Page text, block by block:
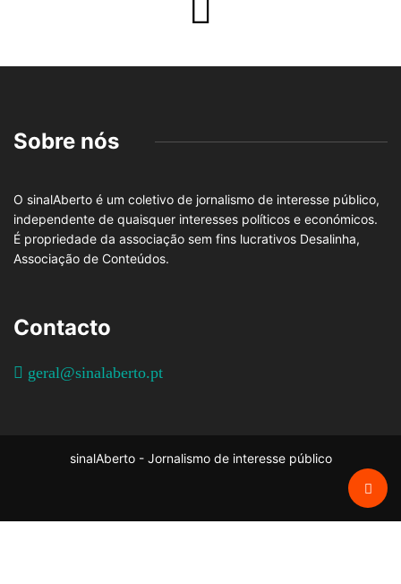
Sobre nós
O sinalAberto é um coletivo de jornalismo de interesse público,
independente de quaisquer interesses políticos e económicos.
É propriedade da associação sem fins lucrativos Desalinha,
Associação de Conteúdos.
Contacto
geral@sinalaberto.pt
sinalAberto - Jornalismo de interesse público